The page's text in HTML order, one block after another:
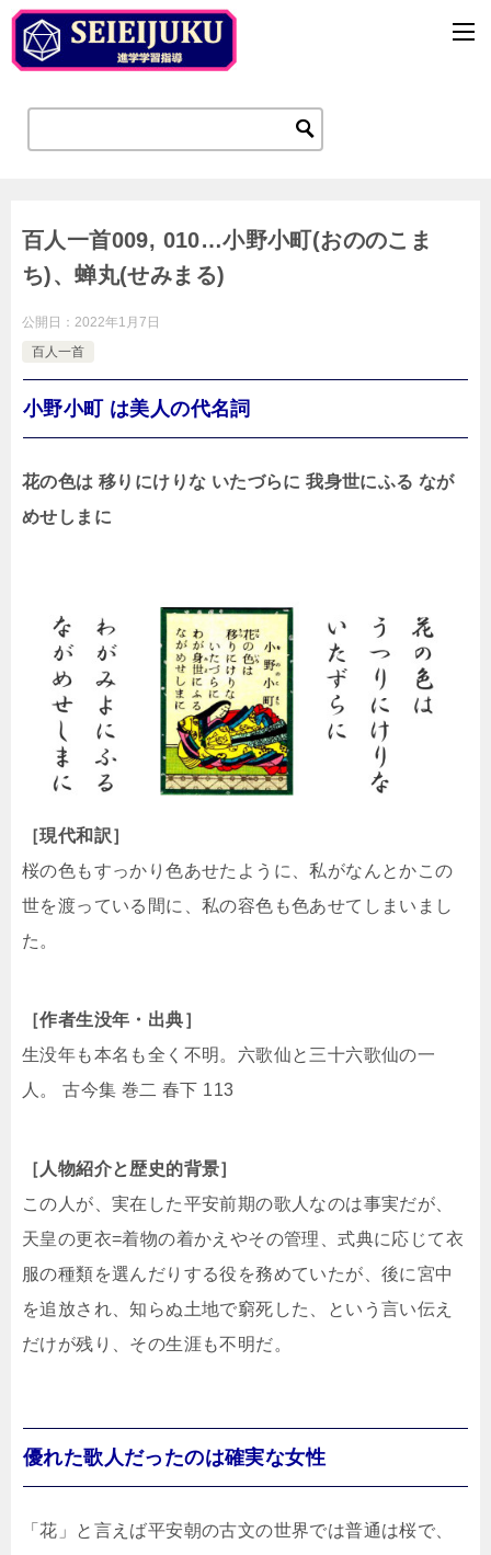
百人一首009, 010…小野小町(おののこま
ち)、蝉丸(せみまる)
公開日： 2022年1月7日
百人一首
小野小町 は美人の代名詞
花の色は 移りにけりな いたづらに 我身世にふる なが
めせしまに
［現代和訳］
桜の色もすっかり色あせたように、私がなんとかこの
世を渡っている間に、私の容色も色あせてしまいまし
た。
［作者生没年・出典］
生没年も本名も全く不明。六歌仙と三十六歌仙の一
人。 古今集 巻二 春下 113
［人物紹介と歴史的背景］
この人が、実在した平安前期の歌人なのは事実だが、
天皇の更衣=着物の着かえやその管理、式典に応じて衣
服の種類を選んだりする役を務めていたが、後に宮中
を追放され、知らぬ土地で窮死した、という言い伝え
だけが残り、その生涯も不明だ。
優れた歌人だったのは確実な女性
「花」と言えば平安朝の古文の世界では普通は桜で、